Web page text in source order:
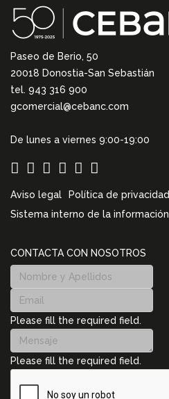
Paseo de Berio, 50
20018 Donostia-San Sebastián
tel. 943 316 900
gcomercial@cebanc.com
De lunes a viernes 9:00-19:00
Aviso legal Política de privacidad
Sistema interno de la información
CONTACTA CON NOSOTROS
Please fill the required field.
Please fill the required field.